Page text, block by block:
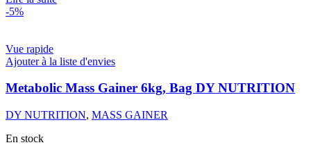
-5%
Vue rapide
Ajouter à la liste d'envies
Metabolic Mass Gainer 6kg, Bag DY NUTRITION
DY NUTRITION, MASS GAINER
En stock